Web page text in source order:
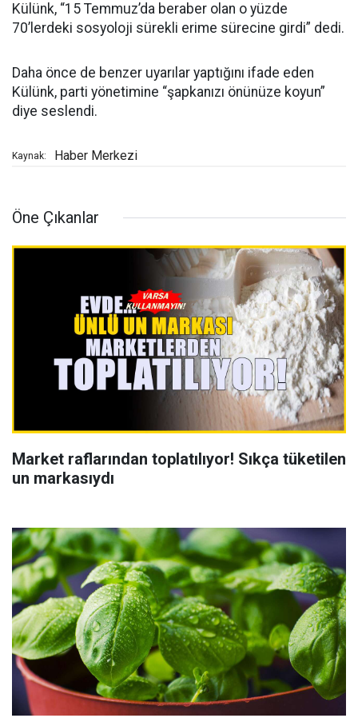
Külünk, “15 Temmuz’da beraber olan o yüzde
70’lerdeki sosyoloji sürekli erime sürecine girdi” dedi.
Daha önce de benzer uyarılar yaptığını ifade eden
Külünk, parti yönetimine “şapkanızı önünüze koyun”
diye seslendi.
Kaynak: Haber Merkezi
Öne Çıkanlar
Market raflarından toplatılıyor! Sıkça tüketilen
un markasıydı